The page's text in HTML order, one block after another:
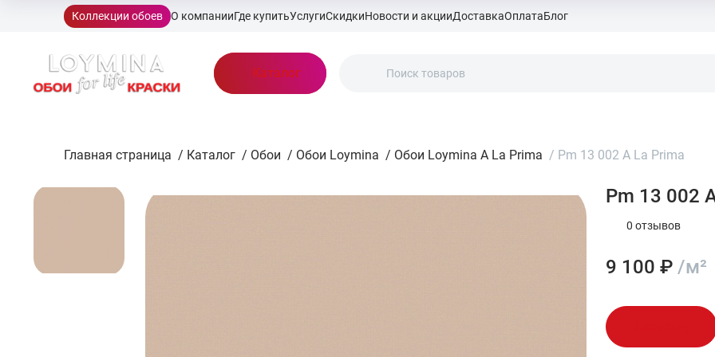
Коллекции обоев О компанииГде купитьУслугиСкидкиНовости и акцииДоставкаОплатаБлог
Каталог
Главная страница / Каталог / Обои / Обои Loymina / Обои Loymina A La Prima / Pm 13 002 A La Prima
Pm 13 002
0 отзывов
9 100 ₽ /м²